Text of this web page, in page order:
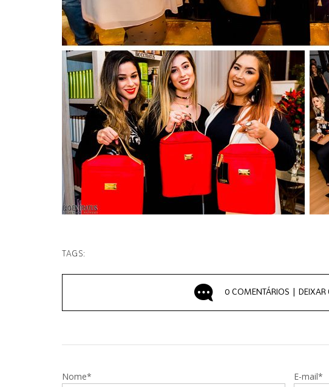
TAGS:
0 COMENTÁRIOS |
Nome* E-mail*